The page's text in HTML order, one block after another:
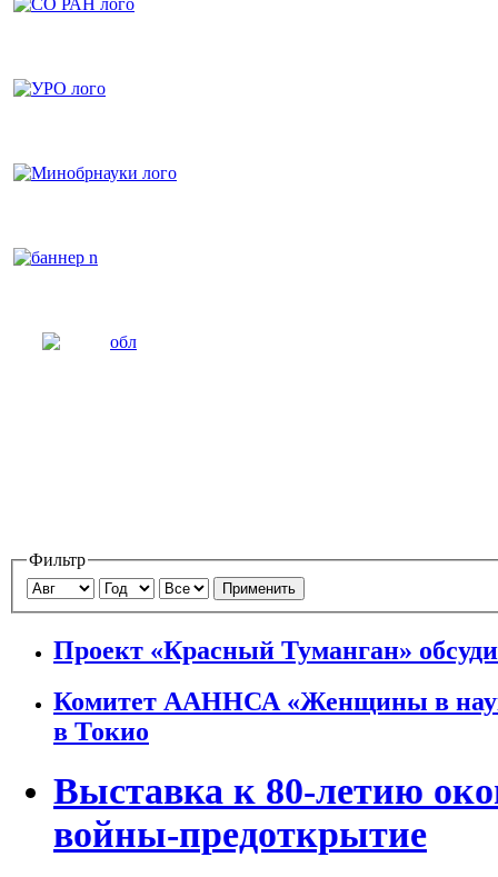
Фильтр
Применить
Проект «Красный Туманган»
Комитет ААННСА «Женщины в
в Токио
Выставка к 80-летию
войны-предоткрытие